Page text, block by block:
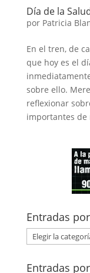
Día de la
por Patricia
En el tren, de
que hoy es el
sobre ello.
reflexionar
importantes de
Entradas
Entradas
por
temas
Entradas